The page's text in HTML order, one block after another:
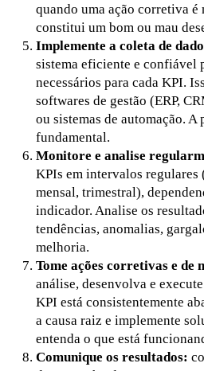
quando uma ação corretiva é
constitui um bom ou mau
Implemente a coleta de
sistema eficiente e confiável
necessários para cada KPI.
softwares de gestão (ERP,
ou sistemas de automação. A
fundamental.
Monitore e analise
KPIs em intervalos regulares
mensal, trimestral),
indicador. Analise os
tendências, anomalias,
melhoria.
Tome ações corretivas e de
análise, desenvolva e
KPI está consistentemente
a causa raiz e implemente
entenda o que está
Comunique os resultados: